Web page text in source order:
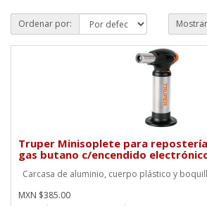
Ordenar por:
Truper Minisoplete para
gas butano c/encendido
Carcasa de aluminio, cuerpo plástico y
MXN $385.00